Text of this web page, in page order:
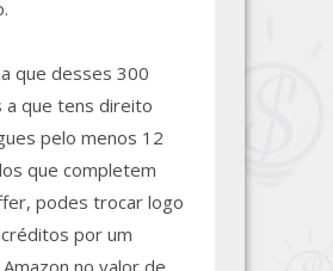
que desses 300
a que tens direito
pelo menos 12
que completem
podes trocar logo
por um